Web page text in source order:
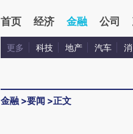
首页 经济 金融 公司
更多 科技 地产 汽车
金融 >要闻 >正文